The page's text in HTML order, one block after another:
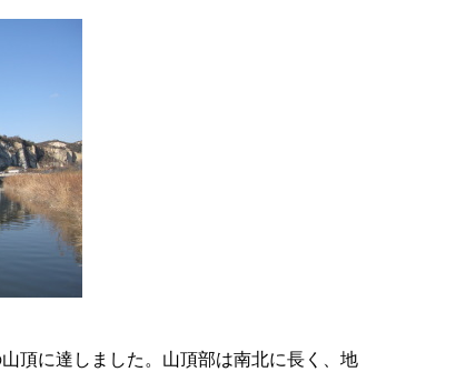
頂に達しました。山頂部は南北に長く、地